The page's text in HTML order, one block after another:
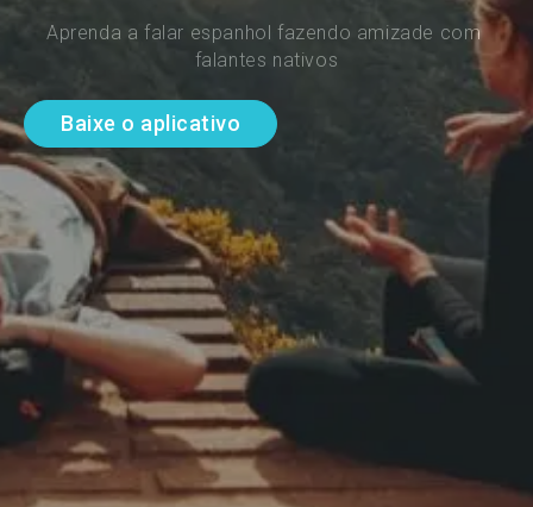
Aprenda a falar espanhol fazendo amizade com
falantes nativos
Baixe o aplicativo